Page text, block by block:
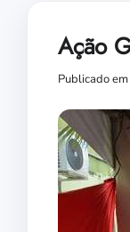
Ação
Publicado